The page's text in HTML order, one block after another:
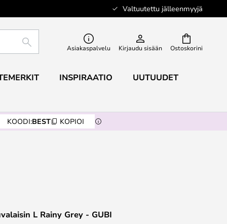
Valtuutettu jälleenmyyjä
Ostoskorini
ETSI Asiakaspalvelu Kirjaudu sisään
INSPIRAATIO UUTUUDET
KOODI:BEST KOPIOI
L Rainy Grey - GUBI